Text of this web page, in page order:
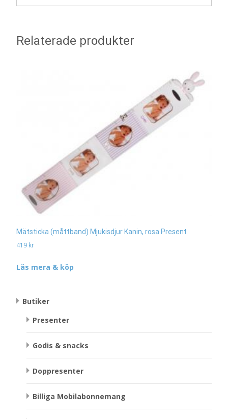
Relaterade produkter
Mätsticka (måttband) Mjukisdjur Kanin, rosa Present
419 kr
Läs mera & köp
Butiker
Presenter
Godis & snacks
Doppresenter
Billiga Mobilabonnemang